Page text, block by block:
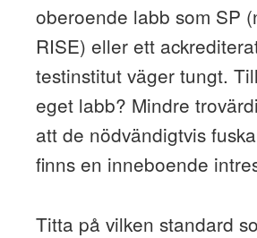
oberoende labb som SP
RISE) eller ett
testinstitut väger tungt.
eget labb? Mindre
att de nödvändigtvis
finns en inneboende
Titta på vilken standard